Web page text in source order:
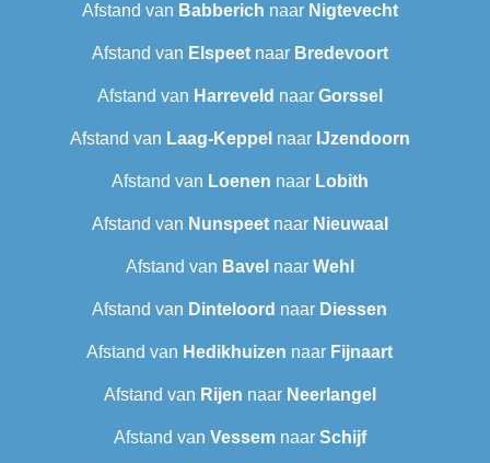
Afstand van Babberich naar Nigtevecht
Afstand van Elspeetnaar Bredevoort
Afstand van Harreveld naar Gorssel
Afstand van Laag-Keppel naar IJzendoorn
Afstand van Loenen naar Lobith
Afstand van Nunspeetnaar Nieuwaal
Afstand van Bavel naar Wehl
Afstand van Dinteloord naar Diessen
Afstand van Hedikhuizen naar Fijnaart
Afstand van Rijen naar Neerlangel
Afstand van Vessemnaar Schijf